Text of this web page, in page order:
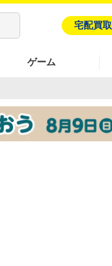
宅配買取
ゲーム